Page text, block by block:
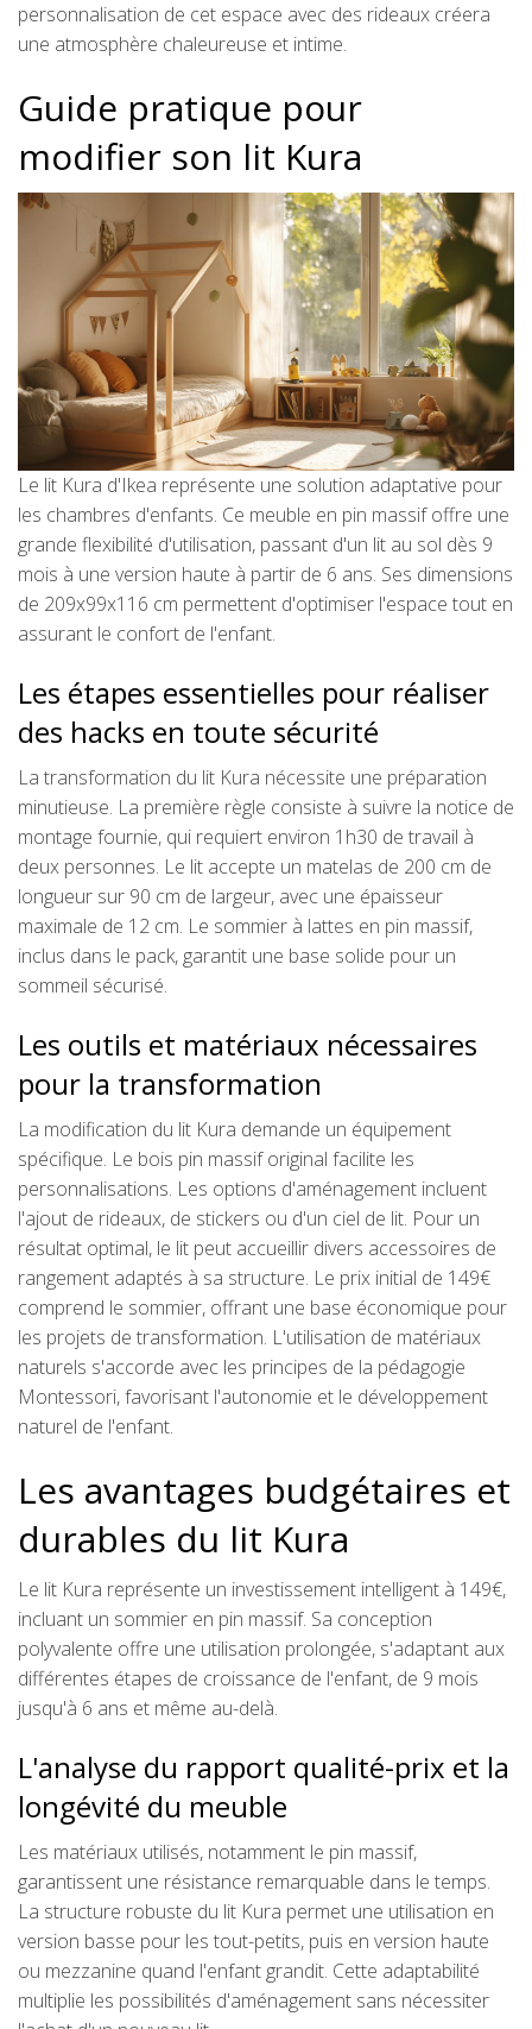
personnalisation de cet espace avec des rideaux créera
une atmosphère chaleureuse et intime.
Guide pratique pour
modifier son lit Kura
Le lit Kura d'Ikea représente une solution adaptative pour
les chambres d'enfants. Ce meuble en pin massif offre une
grande flexibilité d'utilisation, passant d'un lit au sol dès 9
mois à une version haute à partir de 6 ans. Ses dimensions
de 209x99x116 cm permettent d'optimiser l'espace tout en
assurant le confort de l'enfant.
Les étapes essentielles pour réaliser
des hacks en toute sécurité
La transformation du lit Kura nécessite une préparation
minutieuse. La première règle consiste à suivre la notice de
montage fournie, qui requiert environ 1h30 de travail à
deux personnes. Le lit accepte un matelas de 200 cm de
longueur sur 90 cm de largeur, avec une épaisseur
maximale de 12 cm. Le sommier à lattes en pin massif,
inclus dans le pack, garantit une base solide pour un
sommeil sécurisé.
Les outils et matériaux nécessaires
pour la transformation
La modification du lit Kura demande un équipement
spécifique. Le bois pin massif original facilite les
personnalisations. Les options d'aménagement incluent
l'ajout de rideaux, de stickers ou d'un ciel de lit. Pour un
résultat optimal, le lit peut accueillir divers accessoires de
rangement adaptés à sa structure. Le prix initial de 149€
comprend le sommier, offrant une base économique pour
les projets de transformation. L'utilisation de matériaux
naturels s'accorde avec les principes de la pédagogie
Montessori, favorisant l'autonomie et le développement
naturel de l'enfant.
Les avantages budgétaires et
durables du lit Kura
Le lit Kura représente un investissement intelligent à 149€,
incluant un sommier en pin massif. Sa conception
polyvalente offre une utilisation prolongée, s'adaptant aux
différentes étapes de croissance de l'enfant, de 9 mois
jusqu'à 6 ans et même au-delà.
L'analyse du rapport qualité-prix et la
longévité du meuble
Les matériaux utilisés, notamment le pin massif,
garantissent une résistance remarquable dans le temps.
La structure robuste du lit Kura permet une utilisation en
version basse pour les tout-petits, puis en version haute
ou mezzanine quand l'enfant grandit. Cette adaptabilité
multiplie les possibilités d'aménagement sans nécessiter